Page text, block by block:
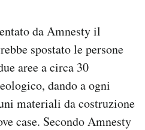
da Amnesty il
spostato le persone
aree a circa 30
dando a ogni
materiali da costruzione
case. Secondo Amnesty